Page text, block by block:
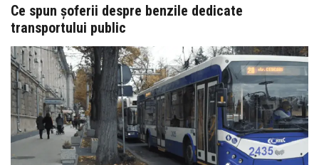
Ce spun șoferii despre benzile dedicate
transportului public